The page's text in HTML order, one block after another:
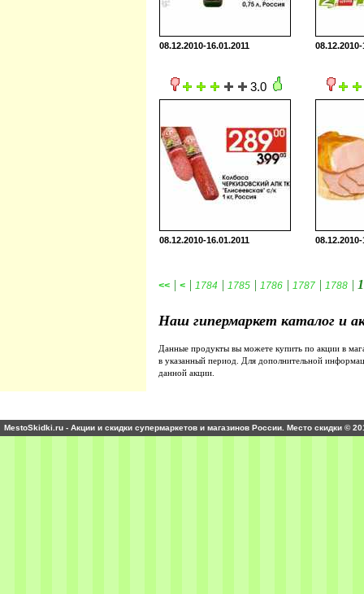
08.12.2010-16.01.2011
3.0
08.12.2010-16.01.2011
<< | < | 1784 | 1785 | 1786 | 1787 | 1788 |
Наш гипермаркет каталог и
Данные продукты вы можете купить по акции в
в указанный период. Для дополнительной
данной акции.
MestoSkidki.ru - Акции и скидки супермаркетов и магазинов России. Место скидки ©